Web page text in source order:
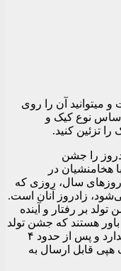
میتوانید آن را روی
نوع کیک و
را تزئین کنید.
را جشن
هخامنشیان در
سال، روزی که
زادروز آنان است.
بر رفتار و آینده
باور هستند که جشن تولد
برای کودکان زیر چهار سال معنای زیادی ندارد و پس از حدود ۴
هپی قابل ارسال به